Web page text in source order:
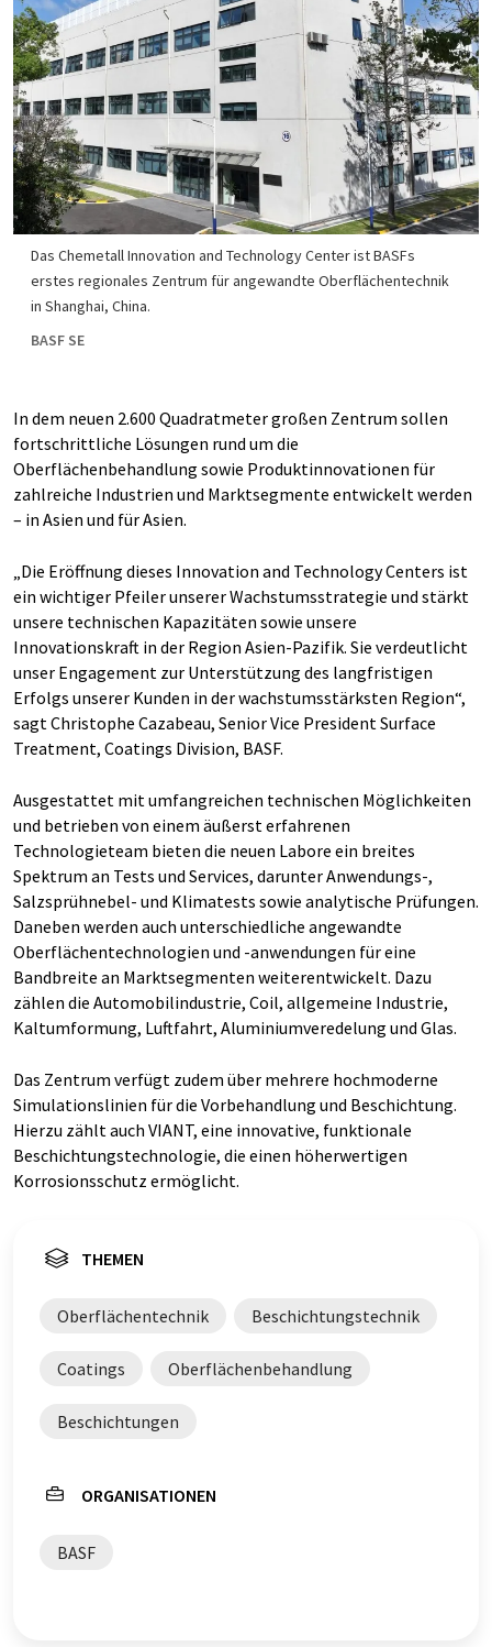
Das Chemetall Innovation and Technology Center ist BASFs
erstes regionales Zentrum für angewandte Oberflächentechnik
in Shanghai, China.
BASF SE
In dem neuen 2.600 Quadratmeter großen Zentrum sollen
fortschrittliche Lösungen rund um die
Oberflächenbehandlung sowie Produktinnovationen für
zahlreiche Industrien und Marktsegmente entwickelt werden
– in Asien und für Asien.
„Die Eröffnung dieses Innovation and Technology Centers ist
ein wichtiger Pfeiler unserer Wachstumsstrategie und stärkt
unsere technischen Kapazitäten sowie unsere
Innovationskraft in der Region Asien-Pazifik. Sie verdeutlicht
unser Engagement zur Unterstützung des langfristigen
Erfolgs unserer Kunden in der wachstumsstärksten Region“,
sagt Christophe Cazabeau, Senior Vice President Surface
Treatment, Coatings Division, BASF.
Ausgestattet mit umfangreichen technischen Möglichkeiten
und betrieben von einem äußerst erfahrenen
Technologieteam bieten die neuen Labore ein breites
Spektrum an Tests und Services, darunter Anwendungs-,
Salzsprühnebel- und Klimatests sowie analytische Prüfungen.
Daneben werden auch unterschiedliche angewandte
Oberflächentechnologien und -anwendungen für eine
Bandbreite an Marktsegmenten weiterentwickelt. Dazu
zählen die Automobilindustrie, Coil, allgemeine Industrie,
Kaltumformung, Luftfahrt, Aluminiumveredelung und Glas.
Das Zentrum verfügt zudem über mehrere hochmoderne
Simulationslinien für die Vorbehandlung und Beschichtung.
Hierzu zählt auch VIANT, eine innovative, funktionale
Beschichtungstechnologie, die einen höherwertigen
Korrosionsschutz ermöglicht.
THEMEN
Oberflächentechnik Beschichtungstechnik
Coatings Oberflächenbehandlung
Beschichtungen
ORGANISATIONEN
BASF